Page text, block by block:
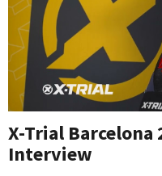
X-Trial Barcelona
Interview